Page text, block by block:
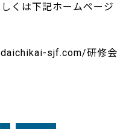
くは下記ホームページ
sjf.com/研修会